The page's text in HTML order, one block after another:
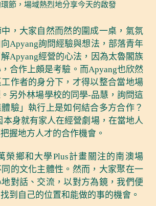
節，場域熱烈地分享今天的啟發
，大家自然而然的圍成一桌，氣氛
Apyang詢問經驗與想法，部落青年
Apyang經營的心法，因為太魯閣族
合作上頗是考驗。而Apyang也欣然
作者的身分下，才得以整合當地場
另外林場學校的同學-品慧，詢問這
驗」執行上是如何結合多方合作？
本身就有家人在經營劇場，在當地人
握地方人才的合作機會。
榮鄉和大學Plus計畫關注的南澳場
的文化主體性。然而，大家聚在一
對話、交流，以對方為鏡，我們便
到自己的位置和能做的事的機會。